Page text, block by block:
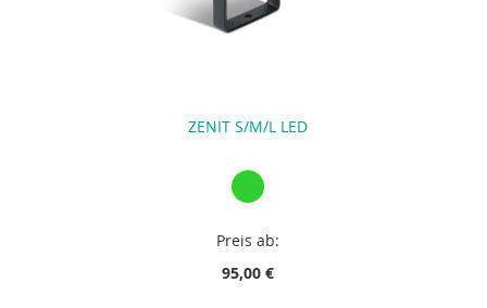
ZENIT S/M/L LED
Preis ab:
95,00 €